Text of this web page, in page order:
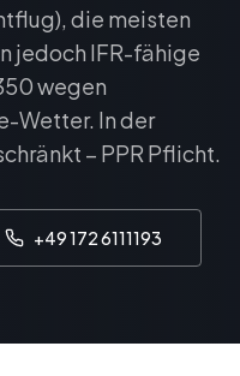
die meisten
jedoch IFR-fähige
wegen
Wetter. In der
– PPR Pflicht.
+49 172 6111193